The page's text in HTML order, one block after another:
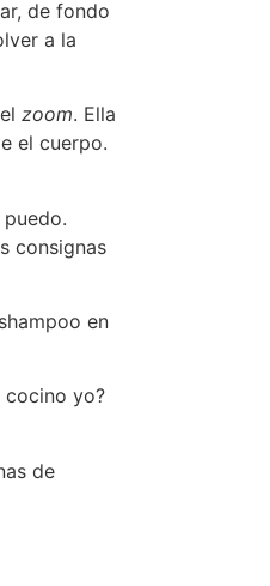
de fondo
a la
zoom. Ella
el cuerpo.
consignas
en
cocino yo?
de